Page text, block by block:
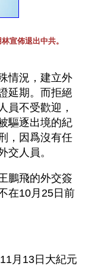
宣佈退出中共。
情況，建立外
延期。而拒絕
員不受歡迎，
驅逐出境的紀
，因爲沒有任
交人員。
鵬飛的外交簽
在10月25日前
月13日大紀元